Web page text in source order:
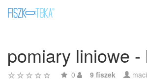
pomiary liniowe -
0 9 fiszek